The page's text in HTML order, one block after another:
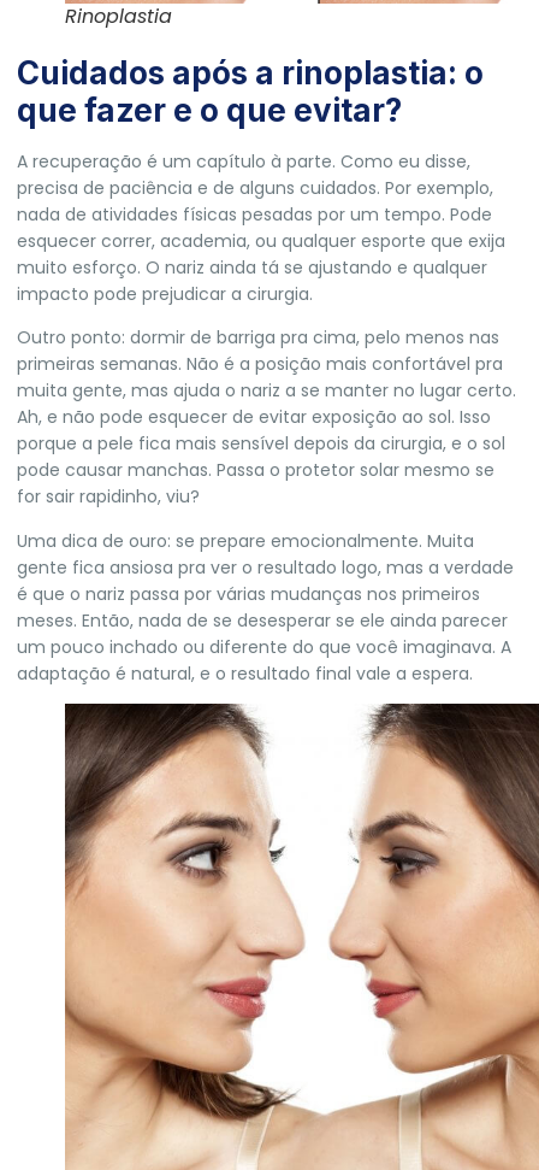
Rinoplastia
Cuidados após a rinoplastia: o
que fazer e o que evitar?
A recuperação é um capítulo à parte. Como eu disse,
precisa de paciência e de alguns cuidados. Por exemplo,
nada de atividades físicas pesadas por um tempo. Pode
esquecer correr, academia, ou qualquer esporte que exija
muito esforço. O nariz ainda tá se ajustando e qualquer
impacto pode prejudicar a cirurgia.
Outro ponto: dormir de barriga pra cima, pelo menos nas
primeiras semanas. Não é a posição mais confortável pra
muita gente, mas ajuda o nariz a se manter no lugar certo.
Ah, e não pode esquecer de evitar exposição ao sol. Isso
porque a pele fica mais sensível depois da cirurgia, e o sol
pode causar manchas. Passa o protetor solar mesmo se
for sair rapidinho, viu?
Uma dica de ouro: se prepare emocionalmente. Muita
gente fica ansiosa pra ver o resultado logo, mas a verdade
é que o nariz passa por várias mudanças nos primeiros
meses. Então, nada de se desesperar se ele ainda parecer
um pouco inchado ou diferente do que você imaginava. A
adaptação é natural, e o resultado final vale a espera.